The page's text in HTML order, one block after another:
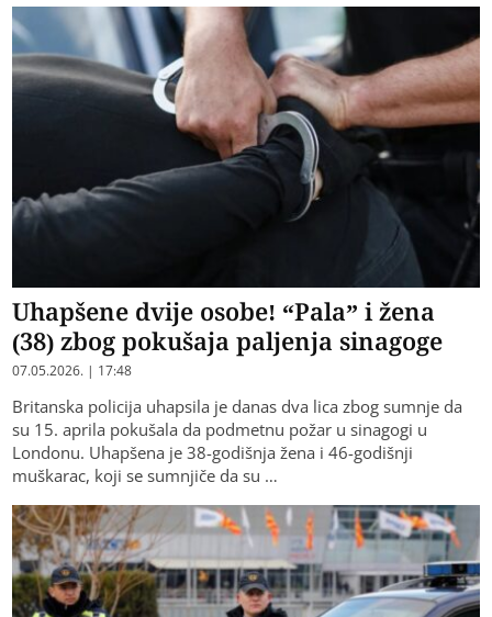
Uhapšene dvije osobe! “Pala” i žena
(38) zbog pokušaja paljenja sinagoge
07.05.2026. | 17:48
Britanska policija uhapsila je danas dva lica zbog sumnje da
su 15. aprila pokušala da podmetnu požar u sinagogi u
Londonu. Uhapšena je 38-godišnja žena i 46-godišnji
muškarac, koji se sumnjiče da su …